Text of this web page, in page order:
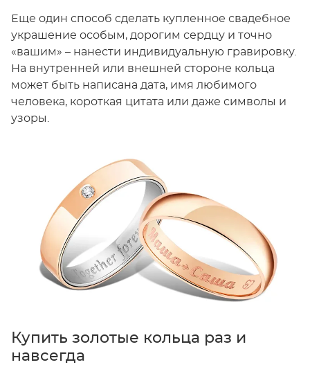
Еще один способ сделать купленное свадебное
украшение особым, дорогим сердцу и точно
«вашим» – нанести индивидуальную гравировку.
На внутренней или внешней стороне кольца
может быть написана дата, имя любимого
человека, короткая цитата или даже символы и
узоры.
Купить золотые кольца раз и
навсегда